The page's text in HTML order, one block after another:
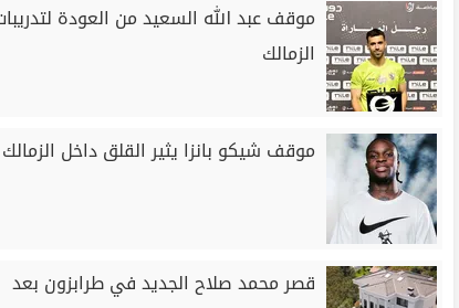
موقف عبد الله السعيد من العودة
الزمالك
موقف شيكو بانزا يثير القلق داخل الزمالك
قصر محمد صلاح الجديد في طرابزون بعد